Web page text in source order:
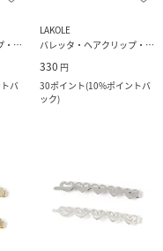
バレッタ・ヘアクリップ・ヘアピン
バ
LAKOLE
バレッタ・ヘアクリップ・ヘアピン
330 円
30ポイント(10%ポイントバ
ック)